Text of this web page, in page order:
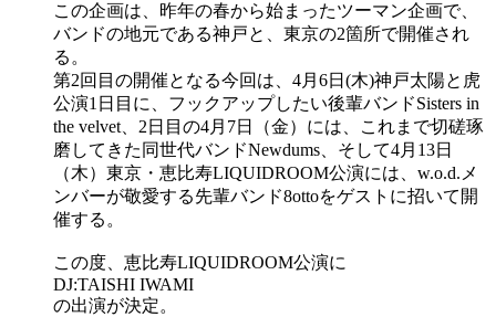
この企画は、昨年の春から始まったツーマン企画で、
バンドの地元である神戸と、東京の2箇所で開催され
る。
第2回目の開催となる今回は、4月6日(木)神戸太陽と虎
公演1日目に、フックアップしたい後輩バンドSisters in
the velvet、2日目の4月7日（金）には、これまで切磋琢
磨してきた同世代バンドNewdums、そして4月13日
（木）東京・恵比寿LIQUIDROOM公演には、w.o.d.メ
ンバーが敬愛する先輩バンド8ottoをゲストに招いて開
催する。
この度、恵比寿LIQUIDROOM公演に
DJ:TAISHI IWAMI
の出演が決定。